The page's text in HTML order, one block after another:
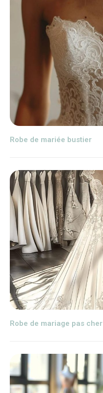
Robe de mariée bustier
Robe de mariage pas cher